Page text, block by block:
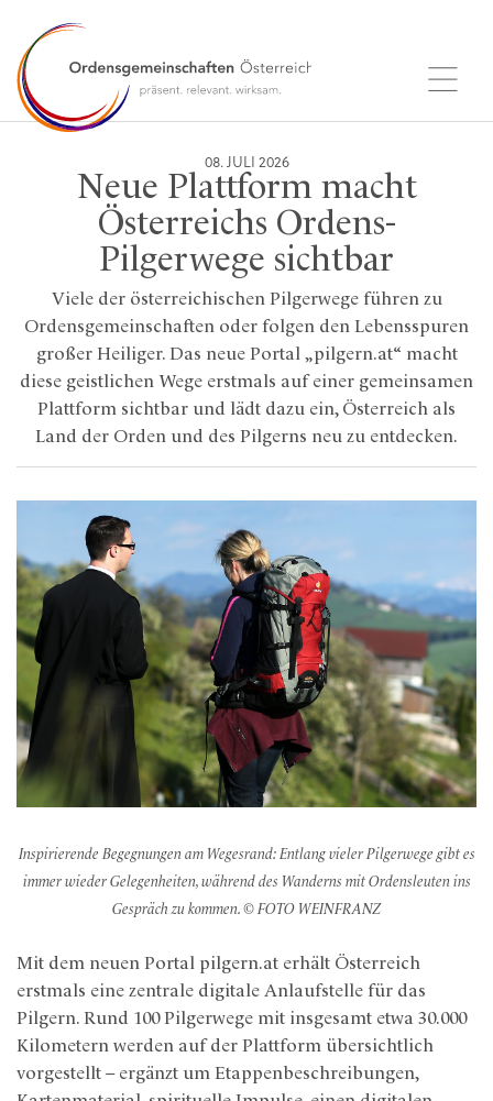
08. JULI 2026
Neue Plattform macht
Österreichs Ordens-
Pilgerwege sichtbar
Viele der österreichischen Pilgerwege führen zu
Ordensgemeinschaften oder folgen den Lebensspuren
großer Heiliger. Das neue Portal „pilgern.at“ macht
diese geistlichen Wege erstmals auf einer gemeinsamen
Plattform sichtbar und lädt dazu ein, Österreich als
Land der Orden und des Pilgerns neu zu entdecken.
Inspirierende Begegnungen am Wegesrand: Entlang vieler Pilgerwege gibt es
immer wieder Gelegenheiten, während des Wanderns mit Ordensleuten ins
Gespräch zu kommen. © FOTO WEINFRANZ
Mit dem neuen Portal pilgern.at erhält Österreich
erstmals eine zentrale digitale Anlaufstelle für das
Pilgern. Rund 100 Pilgerwege mit insgesamt etwa 30.000
Kilometern werden auf der Plattform übersichtlich
vorgestellt – ergänzt um Etappenbeschreibungen,